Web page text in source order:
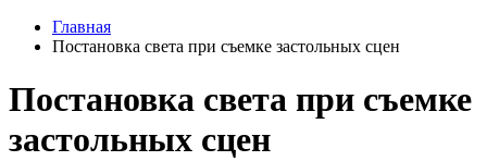
Главная
Постановка света при съемке застольных сцен
Постановка света при съемке
застольных сцен